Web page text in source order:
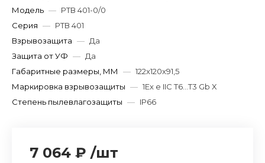
Модель — РТВ 401-0/0
Серия — РТВ 401
Взрывозащита — Да
Защита от УФ — Да
Габаритные размеры, ММ
— 122x120x91,5
Маркировка взрывозащиты — 1Ex e IIC T6...T3 Gb X
Степень пылевлагозащиты — IP66
7 064 ₽ /шт